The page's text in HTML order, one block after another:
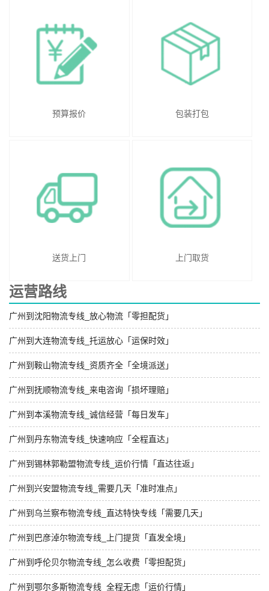
预算报价 包装打包
送货上门 上门取货
运营路线
广州到沈阳物流专线_放心物流「零担配货」
广州到大连物流专线_托运放心「运保时效」
广州到鞍山物流专线_资质齐全「全境派送」
广州到抚顺物流专线_来电咨询「损坏理赔」
广州到本溪物流专线_诚信经营「每日发车」
广州到丹东物流专线_快速响应「全程直达」
广州到锡林郭勒盟物流专线_运价行情「直达往返」
广州到兴安盟物流专线_需要几天「准时准点」
广州到乌兰察布物流专线_直达特快专线「需要几天」
广州到巴彦淖尔物流专线_上门提货「直发全境」
广州到呼伦贝尔物流专线_怎么收费「零担配货」
广州到鄂尔多斯物流专线_全程无虑「运价行情」